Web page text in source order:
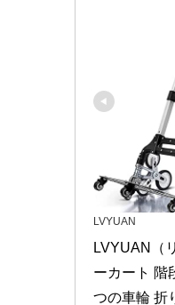
LVYUAN
LVYUAN（
ーカート 階
つの車輪 折